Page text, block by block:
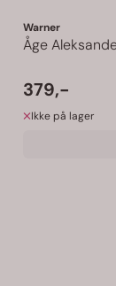
Warner
Åge
379,-
Ikke på lager